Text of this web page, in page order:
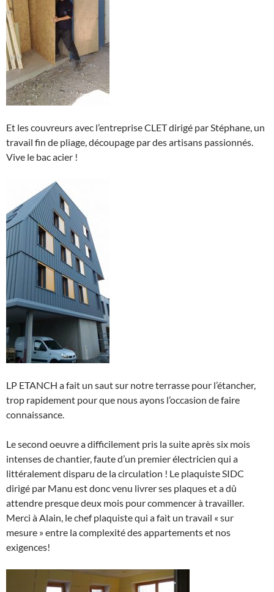
Et les couvreurs avec l’entreprise CLET dirigé par Stéphane, un
travail fin de pliage, découpage par des artisans passionnés.
Vive le bac acier !
LP ETANCH a fait un saut sur notre terrasse pour l’étancher,
trop rapidement pour que nous ayons l’occasion de faire
connaissance.
Le second oeuvre a difficilement pris la suite après six mois
intenses de chantier, faute d’un premier électricien qui a
littéralement disparu de la circulation ! Le plaquiste SIDC
dirigé par Manu est donc venu livrer ses plaques et a dû
attendre presque deux mois pour commencer à travailler.
Merci à Alain, le chef plaquiste qui a fait un travail « sur
mesure » entre la complexité des appartements et nos
exigences!